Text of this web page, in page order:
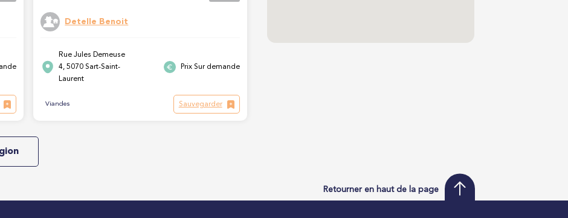
Detelle Benoit
Rue Jules Demeuse
4, 5070 Sart-Saint-
Laurent
Prix Sur demande
Viandes Sauvegarder
Retourner en haut de la page